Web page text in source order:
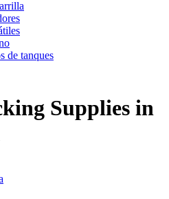
de tanques
Supplies in